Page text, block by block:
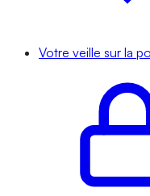
Votre veille sur la